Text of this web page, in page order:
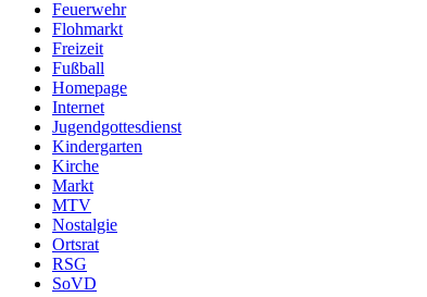
Feuerwehr
Flohmarkt
Freizeit
Fußball
Homepage
Internet
Jugendgottesdienst
Kindergarten
Kirche
Markt
MTV
Nostalgie
Ortsrat
RSG
SoVD